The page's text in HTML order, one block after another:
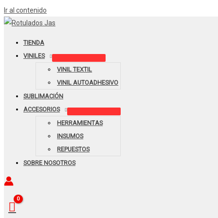
Ir al contenido
TIENDA
VINILES
VINIL TEXTIL
VINIL AUTOADHESIVO
SUBLIMACIÓN
ACCESORIOS
HERRAMIENTAS
INSUMOS
REPUESTOS
SOBRE NOSOTROS